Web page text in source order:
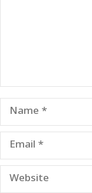
Name
Email
Website